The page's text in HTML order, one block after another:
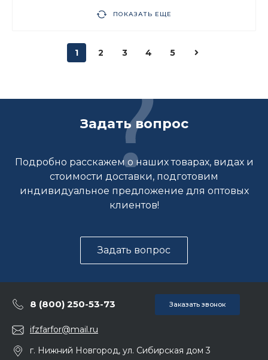
ПОКАЗАТЬ ЕЩЕ
1 2 3 4 5
Задать вопрос
Подробно расскажем о наших товарах, видах и
стоимости доставки, подготовим
индивидуальное предложение для оптовых
клиентов!
Задать вопрос
8 (800) 250-53-73 Заказать звонок
ifzfarfor@mail.ru
г. Нижний Новгород, ул. Сибирская дом 3